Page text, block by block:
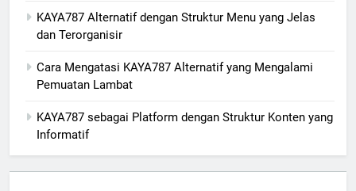
KAYA787 Alternatif dengan Struktur Menu yang Jelas
dan Terorganisir
Cara Mengatasi KAYA787 Alternatif yang Mengalami
Pemuatan Lambat
KAYA787 sebagai Platform dengan Struktur Konten yang
Informatif